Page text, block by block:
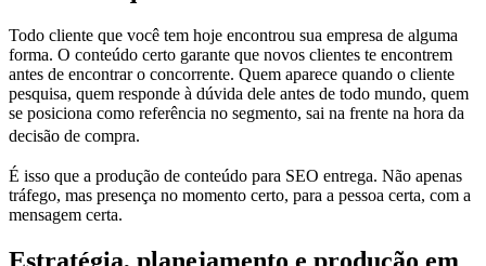
Todo cliente que você tem hoje encontrou sua empresa de alguma
forma. O conteúdo certo garante que novos clientes te encontrem
antes de encontrar o concorrente. Quem aparece quando o cliente
pesquisa, quem responde à dúvida dele antes de todo mundo, quem
se posiciona como referência no segmento, sai na frente na hora da
decisão de compra.
É isso que a produção de conteúdo para SEO entrega. Não apenas
tráfego, mas presença no momento certo, para a pessoa certa, com a
mensagem certa.